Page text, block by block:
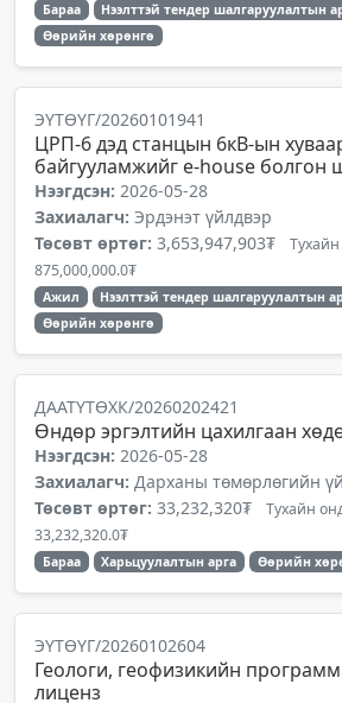
Бараа
Нээлттэй тендер шалгаруулалтын
Өөрийн хөрөнгө
ЭҮТӨҮГ/20260101941
ЦРП-6 дэд станцын 6кВ-ын
байгууламжийг е-house болгон
Нээгдсэн: 2026-05-28
Захиалагч: Эрдэнэт үйлдвэр
Төсөвт өртөг: 3,653,947,903₮
875,000,000.0₮
Ажил
Нээлттэй тендер шалгаруулалтын
Өөрийн хөрөнгө
ДААТҮТӨХК/20260202421
Өндөр эргэлтийн цахилгаан
Нээгдсэн: 2026-05-28
Захиалагч: Дарханы төмөрлөгийн
Төсөвт өртөг: 33,232,320₮ Тухайн
33,232,320.0₮
Бараа Харьцуулалтын арга Өөрийн
ЭҮТӨҮГ/20260102604
Геологи, геофизикийн
лиценз